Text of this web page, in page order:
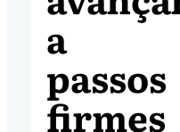
a
passos
firmes